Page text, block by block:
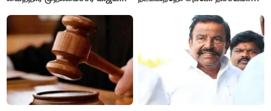
ரஜினிகாந்த்..!